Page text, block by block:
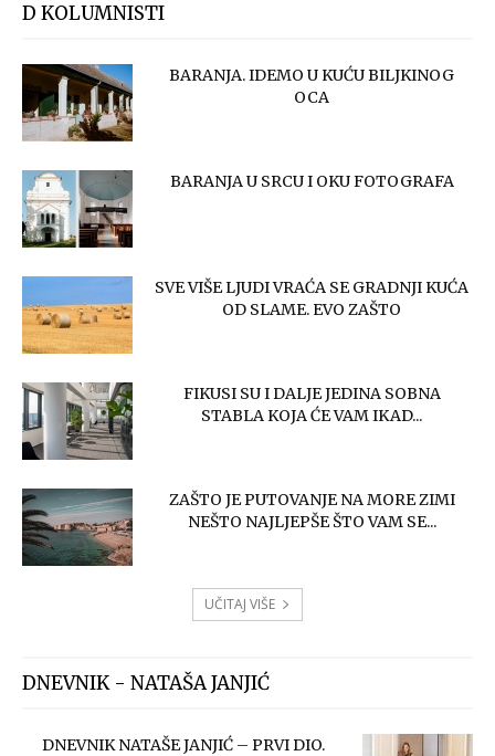
D KOLUMNISTI
BARANJA. IDEMO U KUĆU BILJKINOG
OCA
BARANJA U SRCU I OKU FOTOGRAFA
SVE VIŠE LJUDI VRAĆA SE GRADNJI KUĆA
OD SLAME. EVO ZAŠTO
FIKUSI SU I DALJE JEDINA SOBNA
STABLA KOJA ĆE VAM IKAD...
ZAŠTO JE PUTOVANJE NA MORE ZIMI
NEŠTO NAJLJEPŠE ŠTO VAM SE...
UČITAJ VIŠE
DNEVNIK - NATAŠA JANJIĆ
DNEVNIK NATAŠE JANJIĆ – PRVI DIO.